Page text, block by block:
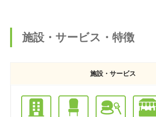
施設・サービス・特徴
施設・サービス